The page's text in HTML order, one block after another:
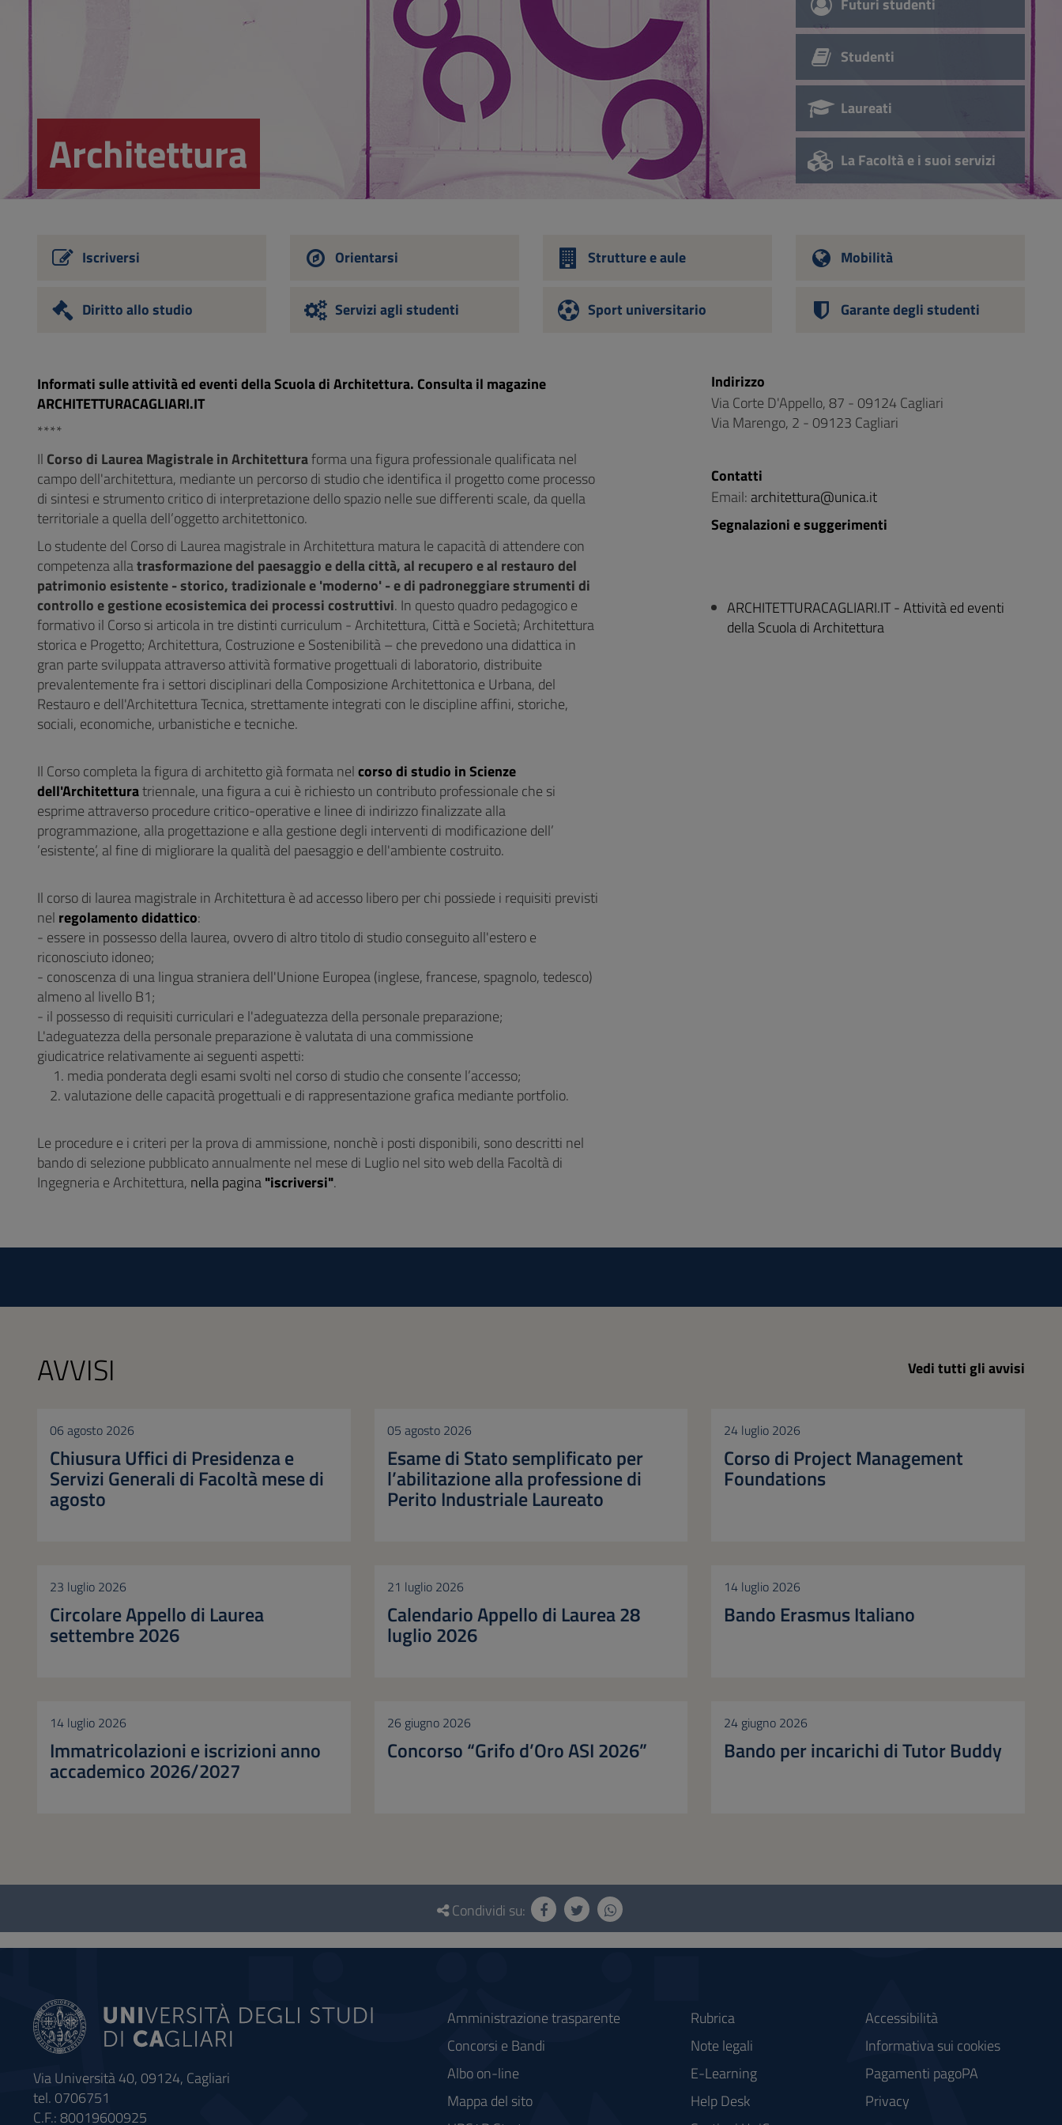
Architettura
Futuri studenti
Studenti
Laureati
La Facoltà e i suoi servizi
Iscriversi Orientarsi Strutture e aule Mobilità
Diritto allo studio Servizi agli studenti Sport universitario Garante degli studenti
Informati sulle attività ed eventi della Scuola di Architettura. Consulta il magazine
ARCHITETTURACAGLIARI.IT
****
Il Corso di Laurea Magistrale in Architetturaforma una figura professionale qualificata nel
campo dell'architettura, mediante un percorso di studio che identifica il progetto come processo
di sintesi e strumento critico di interpretazione dello spazio nelle sue differenti scale, da quella
territoriale a quella dell’oggetto architettonico.
Lo studente del Corso di Laurea magistrale in Architettura matura le capacità di attendere con
competenza allatrasformazione del paesaggio e della città, al recupero e al restauro del
patrimonio esistente - storico, tradizionale e 'moderno' - e di padroneggiare strumenti di
controllo e gestione ecosistemica dei processi costruttivi. In questo quadro pedagogico e
formativo il Corso si articola in tre distinti curriculum - Architettura, Città e Società; Architettura
storica e Progetto; Architettura, Costruzione e Sostenibilità – che prevedono una didattica in
gran parte sviluppata attraverso attività formative progettuali di laboratorio, distribuite
prevalentemente fra i settori disciplinari della Composizione Architettonica e Urbana, del
Restauro e dell'Architettura Tecnica, strettamente integrati con le discipline affini, storiche,
sociali, economiche, urbanistiche e tecniche.
Il Corso completa la figura di architetto già formata nelcorso di studio in Scienze
dell'Architetturatriennale, una figura a cui è richiesto un contributo professionale che si
esprime attraverso procedure critico-operative e linee di indirizzo finalizzate alla
programmazione, alla progettazione e alla gestione degli interventi di modificazione dell’
’esistente’, al fine di migliorare la qualità del paesaggio e dell'ambiente costruito.
Il corso di laurea magistrale in Architettura è ad accesso libero per chi possiede i requisiti previsti
nel regolamento didattico:
- essere in possesso della laurea, ovvero di altro titolo di studio conseguito all'estero e
riconosciuto idoneo;
- conoscenza di una lingua straniera dell'Unione Europea (inglese, francese, spagnolo, tedesco)
almeno al livello B1;
- il possesso di requisiti curriculari e l'adeguatezza della personale preparazione;
L'adeguatezza della personale preparazione è valutata di una commissione
giudicatrice relativamente ai seguenti aspetti:
1. media ponderata degli esami svolti nel corso di studio che consente l’accesso;
2. valutazione delle capacità progettuali e di rappresentazione grafica mediante portfolio.
Le procedure e i criteri per la prova di ammissione, nonchè i posti disponibili, sono descritti nel
bando di selezione pubblicato annualmente nel mese di Luglio nel sito web della Facoltà di
Ingegneria e Architettura, nella pagina"iscriversi".
Indirizzo
Via Corte D'Appello, 87 - 09124 Cagliari
Via Marengo, 2 - 09123 Cagliari
Contatti
Email: architettura@unica.it
Segnalazioni e suggerimenti
ARCHITETTURACAGLIARI.IT - Attività ed eventi
della Scuola di Architettura
AVVISI Vedi tutti gli avvisi
06 agosto 2026
Chiusura Uffici di Presidenza e
Servizi Generali di Facoltà mese di
agosto
05 agosto 2026
Esame di Stato semplificato per
l’abilitazione alla professione di
Perito Industriale Laureato
24 luglio 2026
Corso di Project Management
Foundations
23 luglio 2026
Circolare Appello di Laurea
settembre 2026
21 luglio 2026
Calendario Appello di Laurea 28
luglio 2026
14 luglio 2026
Bando Erasmus Italiano
14 luglio 2026
Immatricolazioni e iscrizioni anno
accademico 2026/2027
26 giugno 2026
Concorso “Grifo d’Oro ASI 2026”
24 giugno 2026
Bando per incarichi di Tutor Buddy
Questionario
social
Condividi su:
Via Università 40, 09124, Cagliari
tel. 0706751
C.F.: 80019600925
Amministrazione trasparente
Concorsi e Bandi
Albo on-line
Mappa del sito
Rubrica
Note legali
E-Learning
Help Desk
Accessibilità
Informativa sui cookies
Pagamenti pagoPA
Privacy